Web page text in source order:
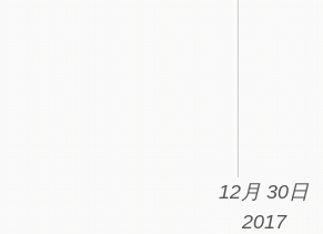
12月 30日
2017